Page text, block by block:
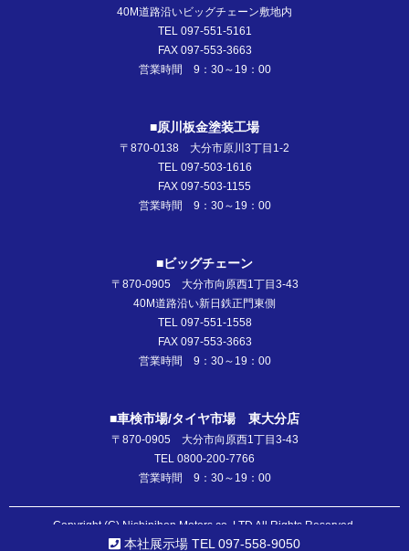
40M道路沿いビッグチェーン敷地内
TEL 097-551-5161
FAX 097-553-3663
営業時間 9：30～19：00
■原川板金塗装工場
〒870-0138 大分市原川3丁目1-2
TEL 097-503-1616
FAX 097-503-1155
営業時間 9：30～19：00
■ビッグチェーン
〒870-0905 大分市向原西1丁目3-43
40M道路沿い新日鉄正門東側
TEL 097-551-1558
FAX 097-553-3663
営業時間 9：30～19：00
■車検市場/タイヤ市場 東大分店
〒870-0905 大分市向原西1丁目3-43
TEL 0800-200-7766
営業時間 9：30～19：00
Copyright (C) Nishinihon Motors co.,LTD All Rights Reserved.
本社展示場 TEL 097-558-9050